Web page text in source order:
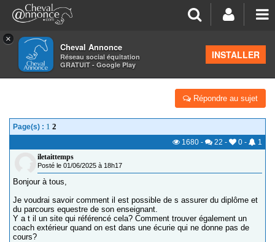
×
Cheval Annonce
Réseau social équitation
GRATUIT - Google Play
INSTALLER
>Formations équestres
BIEN CHOISIR SON COACH
Répondre au sujet
Page(s) : 1 2
1680 - 22 - 0 -
1
iletaittemps
Posté le 01/06/2025 à 18h17
Bonjour à tous,
Je voudrai savoir comment il est possible de s assurer du diplôme et
du parcours equestre de son enseignant.
Y a t il un site qui référencé cela? Comment trouver également un
coach extérieur quand on est dans une écurie qui ne donne pas de
cours?